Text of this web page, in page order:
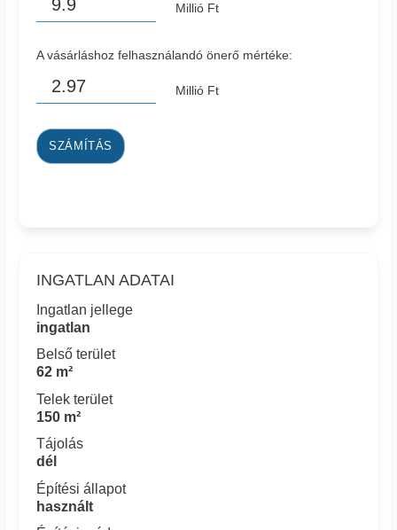
Millió Ft
A vásárláshoz felhasználandó önerő mértéke:
Millió Ft
SZÁMÍTÁS
INGATLAN ADATAI
Ingatlan jellege
ingatlan
Belső terület
62 m²
Telek terület
150 m²
Tájolás
dél
Építési állapot
használt